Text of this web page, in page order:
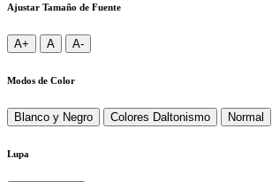
Ajustar Tamaño de Fuente
A+ A A-
Modos de Color
Blanco y Negro Colores Daltonismo Normal
Lupa